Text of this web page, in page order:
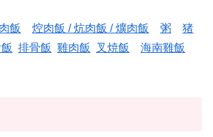
飯 焢肉飯 / 炕肉飯 / 爌肉飯 粥
猪
排骨飯 雞肉飯 叉焼飯
海南雞飯